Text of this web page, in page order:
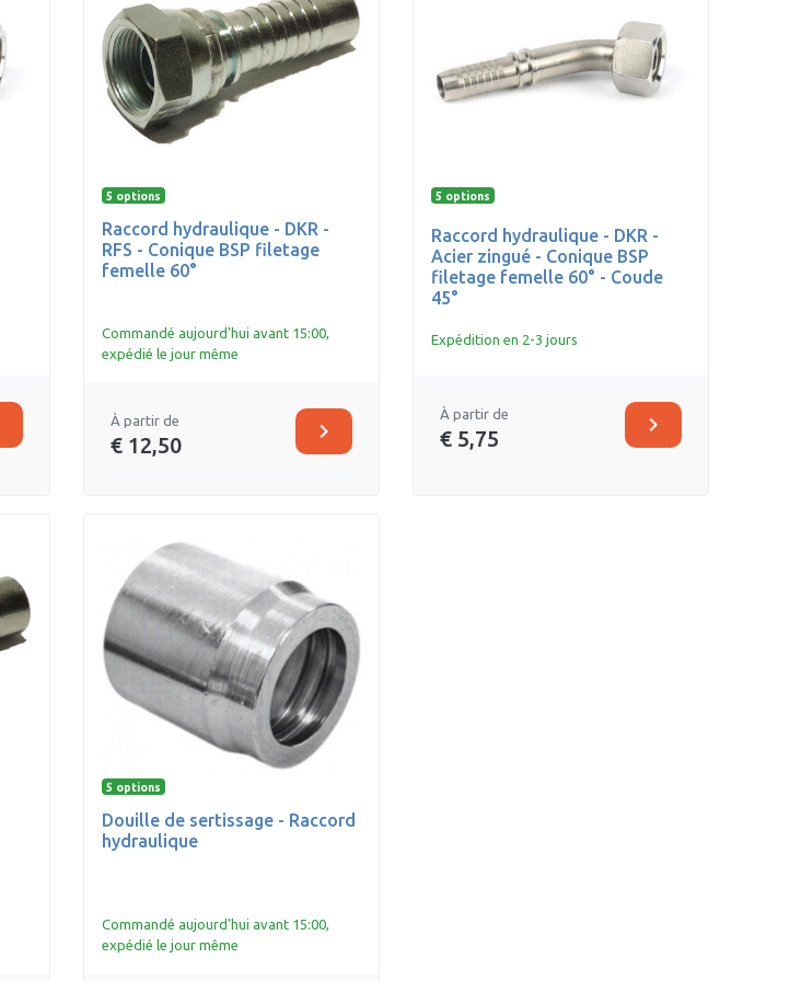
5 options
Raccord hydraulique - DKR -
RFS - Conique BSP filetage
femelle 60°
Commandé aujourd'hui avant 15:00,
expédié le jour même
À partir de
€ 12,50
chevron_right
5 options
Raccord hydraulique - DKR -
Acier zingué - Conique BSP
filetage femelle 60° - Coude
45°
Expédition en 2-3 jours
À partir de
€ 5,75
chevron_right
5 options
Douille de sertissage - Raccord
hydraulique
Commandé aujourd'hui avant 15:00,
expédié le jour même